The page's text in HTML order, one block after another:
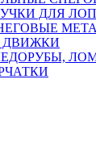
ДЛЯ
ДВИЖКИ